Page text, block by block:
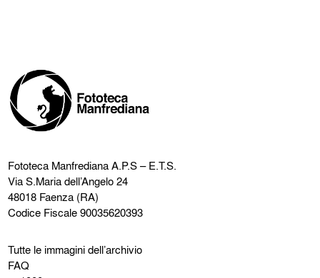
Fototeca ManfredianaA.P.S – E.T.S.
Via S.Maria dell’Angelo 24
48018 Faenza (RA)
Codice Fiscale 90035620393
Tutte le immagini dell’archivio
FAQ